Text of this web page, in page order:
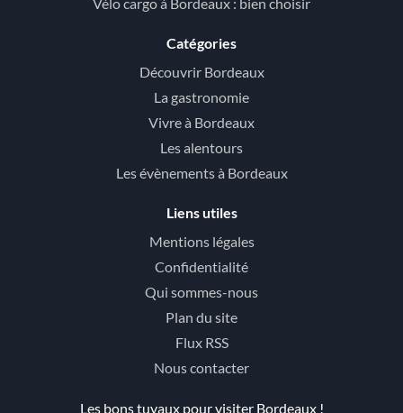
Vélo cargo à Bordeaux : bien choisir
Catégories
Découvrir Bordeaux
La gastronomie
Vivre à Bordeaux
Les alentours
Les évènements à Bordeaux
Liens utiles
Mentions légales
Confidentialité
Qui sommes-nous
Plan du site
Flux RSS
Nous contacter
Les bons tuyaux pour visiter Bordeaux !